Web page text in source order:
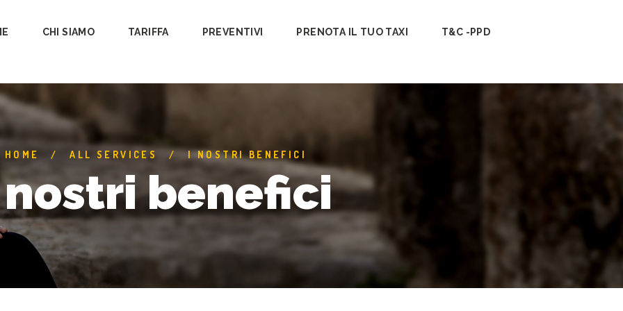
CHI SIAMO TARIFFA PREVENTIVI PRENOTA IL TUO TAXI T&C -PPD
HOME ALL SERVICES I NOSTRI BENEFICI
benefici